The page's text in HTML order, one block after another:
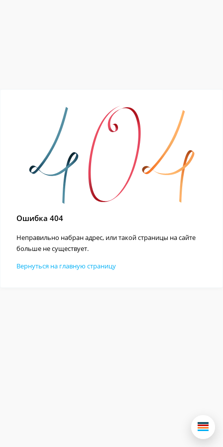
Ошибка 404
Неправильно набран адрес, или такой страницы на сайте
больше не существует.
Вернуться на главную страницу